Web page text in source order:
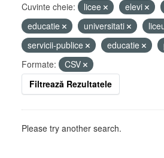
Cuvinte cheie: licee elevi
educatie
universitati
servicii-publice
educatie
Formate:
CSV
Filtrează Rezultatele
Please try another search.